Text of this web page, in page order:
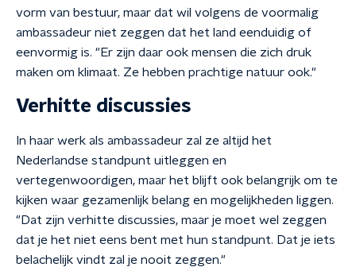
vorm van bestuur, maar dat wil volgens de voormalig
ambassadeur niet zeggen dat het land eenduidig of
eenvormig is. "Er zijn daar ook mensen die zich druk
maken om klimaat. Ze hebben prachtige natuur ook."
Verhitte discussies
In haar werk als ambassadeur zal ze altijd het
Nederlandse standpunt uitleggen en
vertegenwoordigen, maar het blijft ook belangrijk om te
kijken waar gezamenlijk belang en mogelijkheden liggen.
"Dat zijn verhitte discussies, maar je moet wel zeggen
dat je het niet eens bent met hun standpunt. Dat je iets
belachelijk vindt zal je nooit zeggen."